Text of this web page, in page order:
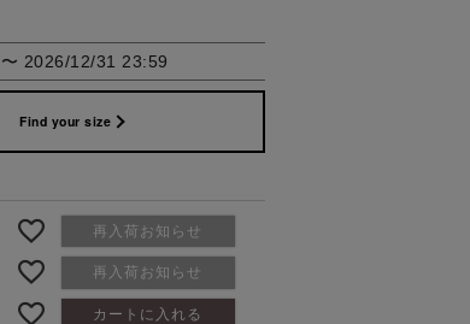
〜 2026/12/31 23:59
Find your size
再入荷お知らせ
再入荷お知らせ
カートに入れる